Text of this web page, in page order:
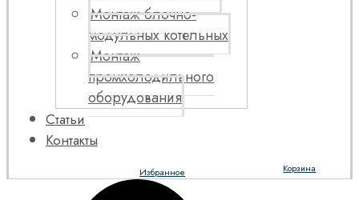
Монтаж блочно-
модульных котельных
Монтаж
промхолодильного
оборудования
Статьи
Контакты
Корзина
Избранное